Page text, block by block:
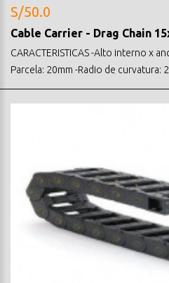
S/50.0
Cable Carrier - Drag Chain
CARACTERISTICAS -Alto interno x
Parcela: 20mm -Radio de curvatura: